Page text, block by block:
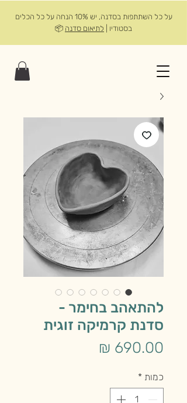
על כל השתתפות בסדנה, יש 10% הנחה על כל הכלים
בסטודיו | לתיאום סדנה 📦
להתאהב בחימר -
סדנת קרמיקה זוגית
כמות *